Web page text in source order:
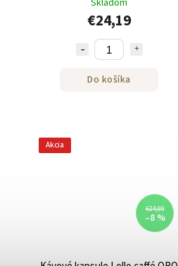
Skladom
€24,19
Do košíka
Akcia
€24,99
–8 %